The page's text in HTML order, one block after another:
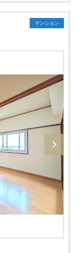
マンション